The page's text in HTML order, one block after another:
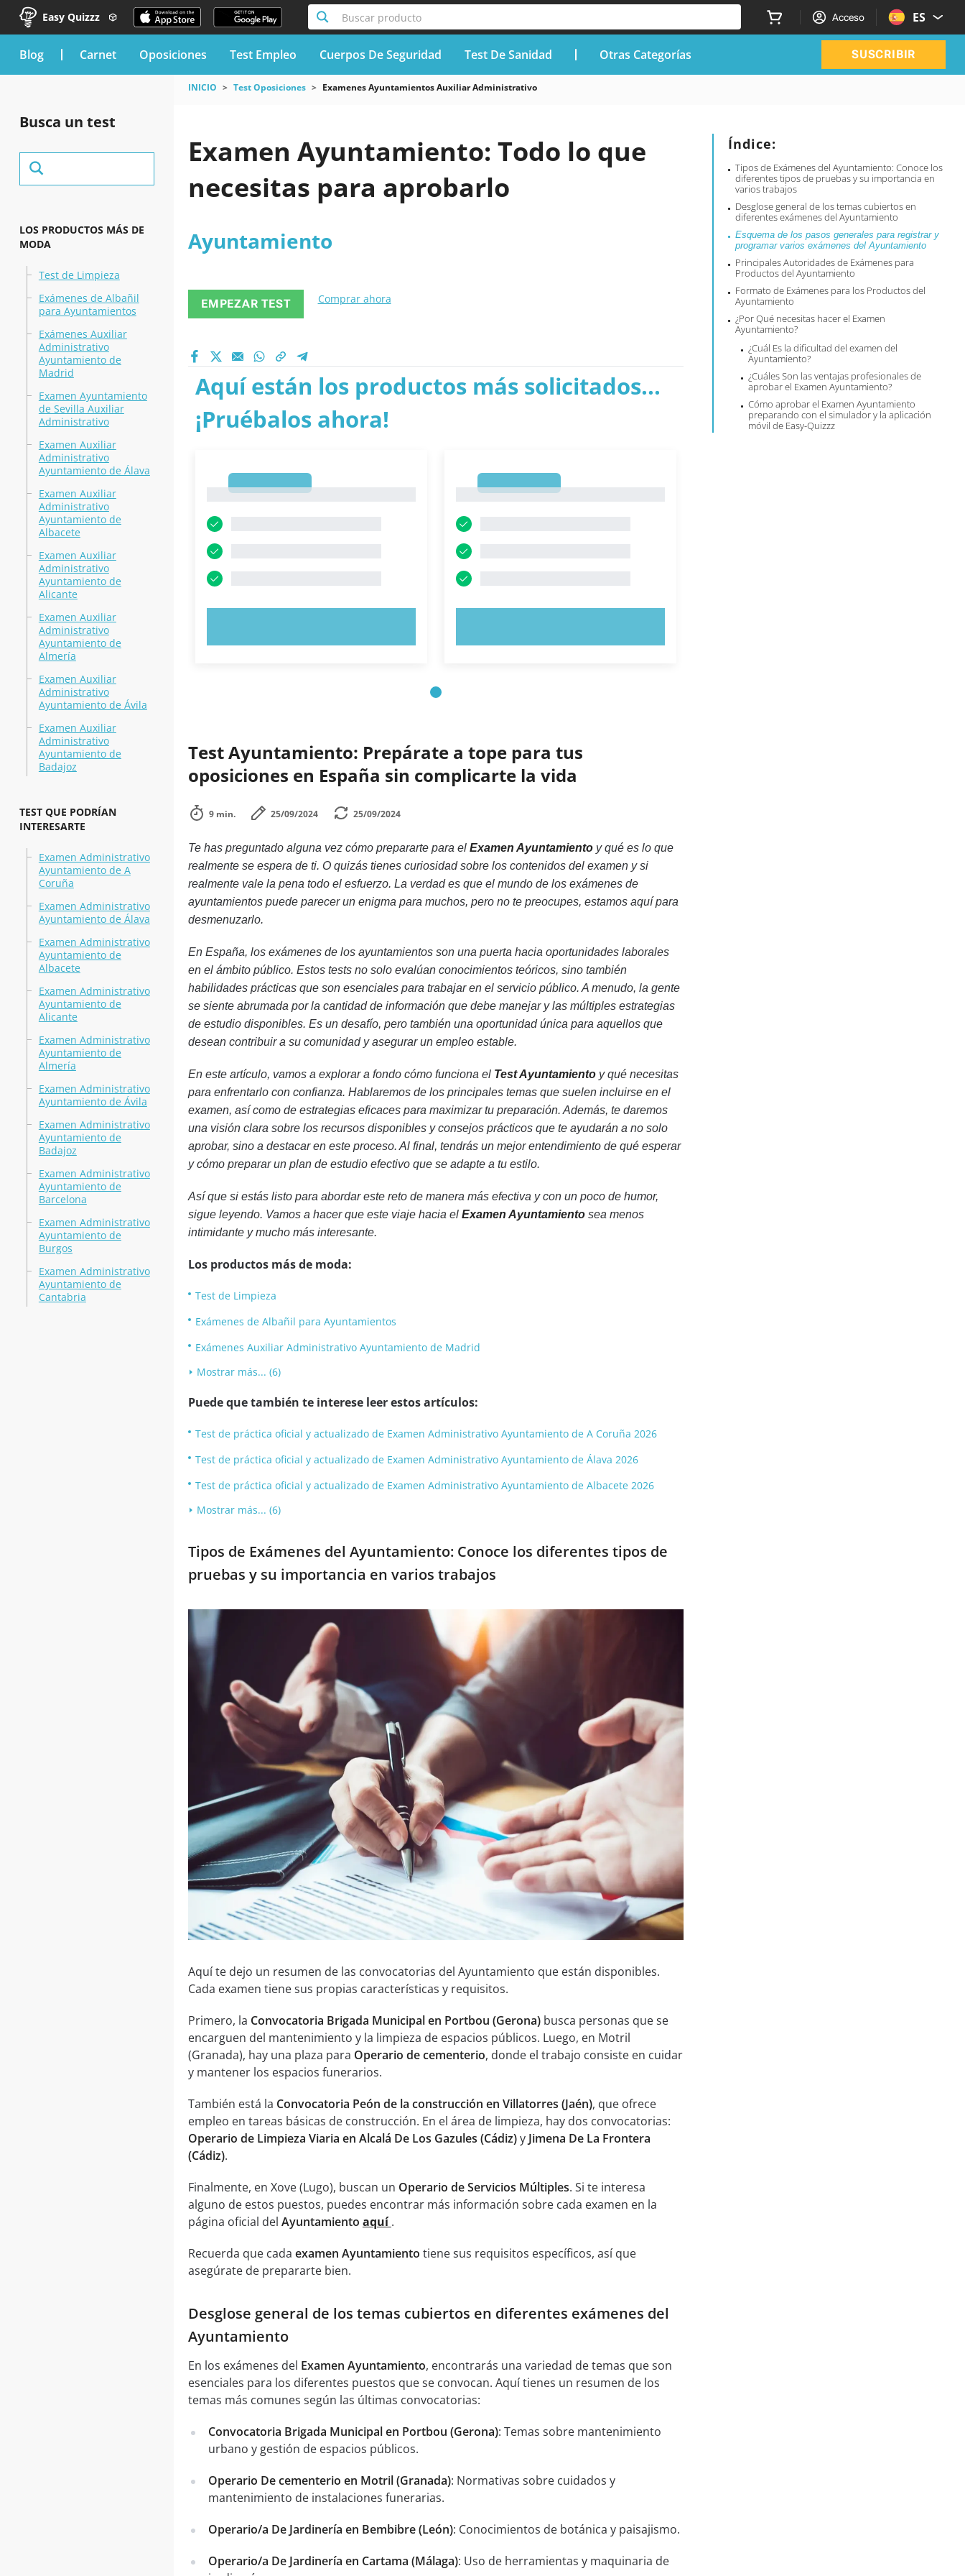
Easy Quizzz Buscar producto Acceso ES
blog Carnet Oposiciones Test Empleo Cuerpos De Seguridad Test De Sanidad Otras Categorías SUSCRIBIR
Busca un test
LOS PRODUCTOS MÁS DE
MODA
Test de Limpieza
Exámenes de Albañil
para Ayuntamientos
Exámenes Auxiliar
Administrativo
Ayuntamiento de
Madrid
Examen Ayuntamiento
de Sevilla Auxiliar
Administrativo
Examen Auxiliar
Administrativo
Ayuntamiento de Álava
Examen Auxiliar
Administrativo
Ayuntamiento de
Albacete
Examen Auxiliar
Administrativo
Ayuntamiento de
Alicante
Examen Auxiliar
Administrativo
Ayuntamiento de
Almería
Examen Auxiliar
Administrativo
Ayuntamiento de Ávila
Examen Auxiliar
Administrativo
Ayuntamiento de
Badajoz
TEST QUE PODRÍAN
INTERESARTE
Examen Administrativo
Ayuntamiento de A
Coruña
Examen Administrativo
Ayuntamiento de Álava
Examen Administrativo
Ayuntamiento de
Albacete
Examen Administrativo
Ayuntamiento de
Alicante
Examen Administrativo
Ayuntamiento de
Almería
Examen Administrativo
Ayuntamiento de Ávila
Examen Administrativo
Ayuntamiento de
Badajoz
Examen Administrativo
Ayuntamiento de
Barcelona
Examen Administrativo
Ayuntamiento de
Burgos
Examen Administrativo
Ayuntamiento de
Cantabria
INICIO Test Oposiciones Examenes Ayuntamientos Auxiliar Administrativo
Índice:
Tipos de Exámenes del Ayuntamiento: Conoce los
diferentes tipos de pruebas y su importancia en
varios trabajos
Desglose general de los temas cubiertos en
diferentes exámenes del Ayuntamiento
Esquema de los pasos generales para registrar y
programar varios exámenes del Ayuntamiento
Principales Autoridades de Exámenes para
Productos del Ayuntamiento
Formato de Exámenes para los Productos del
Ayuntamiento
¿Por Qué necesitas hacer el Examen
Ayuntamiento?
¿Cuál Es la dificultad del examen del
Ayuntamiento?
¿Cuáles Son las ventajas profesionales de
aprobar el Examen Ayuntamiento?
Cómo aprobar el Examen Ayuntamiento
preparando con el simulador y la aplicación
móvil de Easy-Quizzz
Examen Ayuntamiento: Todo lo que
necesitas para aprobarlo
Ayuntamiento
EMPEZAR TEST Comprar ahora
Aquí están los productos más solicitados...
¡Pruébalos ahora!
Test Ayuntamiento: Prepárate a tope para tus
oposiciones en España sin complicarte la vida
9 min. 25/09/2024 25/09/2024
Te has preguntado alguna vez cómo prepararte para el Examen Ayuntamientoy qué es lo que
realmente se espera de ti. O quizás tienes curiosidad sobre los contenidos del examen y si
realmente vale la pena todo el esfuerzo. La verdad es que el mundo de los exámenes de
ayuntamientos puede parecer un enigma para muchos, pero no te preocupes, estamos aquí para
desmenuzarlo.
En España, los exámenes de los ayuntamientos son una puerta hacia oportunidades laborales
en el ámbito público. Estos tests no solo evalúan conocimientos teóricos, sino también
habilidades prácticas que son esenciales para trabajar en el servicio público. A menudo, la gente
se siente abrumada por la cantidad de información que debe manejar y las múltiples estrategias
de estudio disponibles. Es un desafío, pero también una oportunidad única para aquellos que
desean contribuir a su comunidad y asegurar un empleo estable.
En este artículo, vamos a explorar a fondo cómo funciona el Test Ayuntamientoy qué necesitas
para enfrentarlo con confianza. Hablaremos de los principales temas que suelen incluirse en el
examen, así como de estrategias eficaces para maximizar tu preparación. Además, te daremos
una visión clara sobre los recursos disponibles y consejos prácticos que te ayudarán a no solo
aprobar, sino a destacar en este proceso. Al final, tendrás un mejor entendimiento de qué esperar
y cómo preparar un plan de estudio efectivo que se adapte a tu estilo.
Así que si estás listo para abordar este reto de manera más efectiva y con un poco de humor,
sigue leyendo. Vamos a hacer que este viaje hacia el Examen Ayuntamientosea menos
intimidante y mucho más interesante.
Los productos más de moda:
Test de Limpieza
Exámenes de Albañil para Ayuntamientos
Exámenes Auxiliar Administrativo Ayuntamiento de Madrid
Mostrar más... (6)
Puede que también te interese leer estos artículos:
Test de práctica oficial y actualizado de Examen Administrativo Ayuntamiento de A Coruña 2026
Test de práctica oficial y actualizado de Examen Administrativo Ayuntamiento de Álava 2026
Test de práctica oficial y actualizado de Examen Administrativo Ayuntamiento de Albacete 2026
Mostrar más... (6)
Tipos de Exámenes del Ayuntamiento: Conoce los diferentes tipos de
pruebas y su importancia en varios trabajos
Aquí te dejo un resumen de las convocatorias del Ayuntamiento que están disponibles.
Cada examen tiene sus propias características y requisitos.
Primero, la Convocatoria Brigada Municipal en Portbou (Gerona)busca personas que se
encarguen del mantenimiento y la limpieza de espacios públicos. Luego, en Motril
(Granada), hay una plaza para Operario de cementerio, donde el trabajo consiste en cuidar
y mantener los espacios funerarios.
También está la Convocatoria Peón de la construcción en Villatorres (Jaén), que ofrece
empleo en tareas básicas de construcción. En el área de limpieza, hay dos convocatorias:
Operario de Limpieza Viaria en Alcalá De Los Gazules (Cádiz)y Jimena De La Frontera
(Cádiz).
Finalmente, en Xove (Lugo), buscan un Operario de Servicios Múltiples. Si te interesa
alguno de estos puestos, puedes encontrar más información sobre cada examen en la
página oficial del Ayuntamiento aquí.
Recuerda que cada examen Ayuntamiento tiene sus requisitos específicos, así que
asegúrate de prepararte bien.
Desglose general de los temas cubiertos en diferentes exámenes del
Ayuntamiento
En los exámenes del Examen Ayuntamiento, encontrarás una variedad de temas que son
esenciales para los diferentes puestos que se convocan. Aquí tienes un resumen de los
temas más comunes según las últimas convocatorias:
Convocatoria Brigada Municipal en Portbou (Gerona): Temas sobre mantenimiento
urbano y gestión de espacios públicos.
Operario De cementerio en Motril (Granada): Normativas sobre cuidados y
mantenimiento de instalaciones funerarias.
Operario/a De Jardinería en Bembibre (León): Conocimientos de botánica y paisajismo.
Operario/a De Jardinería en Cartama (Málaga): Uso de herramientas y maquinaria de